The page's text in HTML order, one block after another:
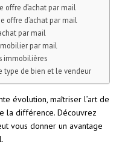
offre d’achat par mail
offre d’achat par mail
par mail
par mail
immobilières
type de bien et le vendeur
évolution, maîtriser l’art de
la différence. Découvrez
vous donner un avantage